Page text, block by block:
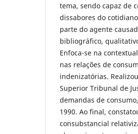
tema, sendo capaz de
dissabores do
parte do agente
bibliográfico,
Enfoca-se na
nas relações de
indenizatórias.
Superior Tribunal de
demandas de
1990. Ao final,
consubstancial